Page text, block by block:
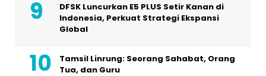
DFSK Luncurkan E5 PLUS Setir Kanan di
Indonesia, Perkuat Strategi Ekspansi
Global
Tamsil Linrung: Seorang Sahabat, Orang
Tua, dan Guru